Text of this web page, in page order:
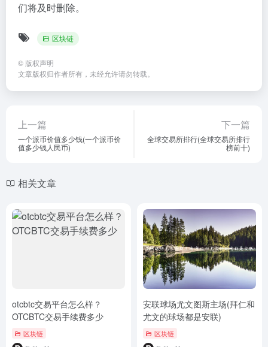
们将及时删除。
区块链
© 版权声明
文章版权归作者所有，未经允许请勿转载。
上一篇
一个派币价值多少钱(一个派币价
值多少钱人民币)
下一篇
全球交易所排行(全球交易所排行
榜前十)
相关文章
otcbtc交易平台怎么样？
OTCBTC交易手续费多少
区块链
安联球场尤文图斯主场(拜仁和
尤文的球场都是安联)
区块链